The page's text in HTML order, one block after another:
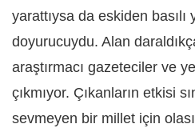
yarattıysa da eskiden
doyurucuydu. Alan
araştırmacı gazeteciler ve
çıkmıyor. Çıkanların etkisi
sevmeyen bir millet için